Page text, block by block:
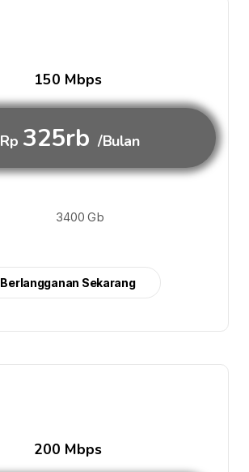
150 Mbps
Rp 325rb /Bulan
3400 Gb
Berlangganan Sekarang
200 Mbps